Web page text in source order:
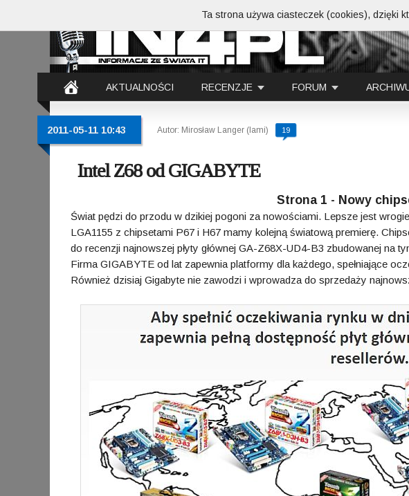
AKTUALNOŚCI RECENZJE FORUM
2011-05-11 10:43 Autor: Mirosław Langer (lami) 19
Intel Z68 od GIGABYTE
Strona 1 - Nowy
Świat pędzi do przodu w dzikiej pogoni za nowościami. Lepsze jest
LGA1155 z chipsetami P67 i H67 mamy kolejną światową premierę.
do recenzji najnowszej płyty głównej GA-Z68X-UD4-B3 zbudowanej na
Firma GIGABYTE od lat zapewnia platformy dla każdego, spełniające
Również dzisiaj Gigabyte nie zawodzi i wprowadza do sprzedaży
Ta strona używa ciasteczek (cookies), dzięki